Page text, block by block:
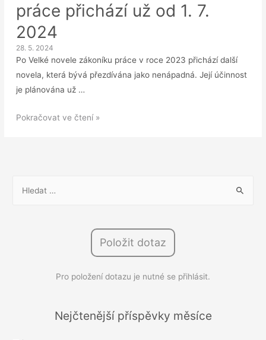
práce přichází už od 1. 7.
2024
28. 5. 2024
Po Velké novele zákoníku práce v roce 2023 přichází další
novela, která bývá přezdívána jako nenápadná. Její účinnost
je plánována už …
Nenápadná
už
Pokračovat ve čtení »
Položit dotaz
Pro položení dotazu je nutné se přihlásit.
Nejčtenější příspěvky měsíce